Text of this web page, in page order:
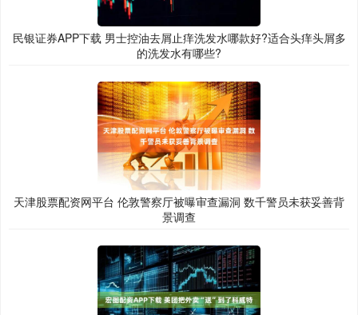
民银证券APP下载 男士控油去屑止痒洗发水哪款好?适合头痒头屑多
的洗发水有哪些?
天津股票配资网平台 伦敦警察厅被曝审查漏洞 数千警员未获妥善背
景调查